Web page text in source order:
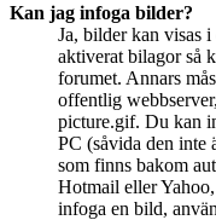
Kan jag infoga bilder?
Ja, bilder kan visas
aktiverat bilagor så
forumet. Annars
offentlig
picture.gif. Du kan
PC (såvida den
som finns bakom
Hotmail eller
infoga en bild,